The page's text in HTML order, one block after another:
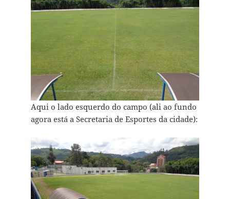
Aqui o lado esquerdo do campo (ali ao fundo
agora está a Secretaria de Esportes da cidade):